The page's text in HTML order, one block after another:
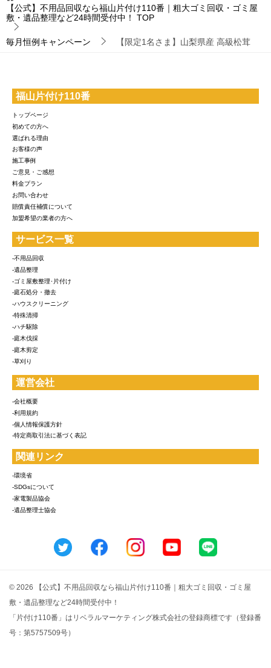
【公式】不用品回収なら福山片付け110番｜粗大ゴミ回収・ゴミ屋
敷・遺品整理など24時間受付中！
TOP
毎月恒例キャンペーン 【限定1名さま】山梨県産 高級松茸
福山片付け110番
トップページ
初めての方へ
選ばれる理由
お客様の声
施工事例
ご意見・ご感想
料金プラン
お問い合わせ
賠償責任補償について
加盟希望の業者の方へ
サービス一覧
-不用品回収
-遺品整理
-ゴミ屋敷整理･片付け
-庭石処分・撤去
-ハウスクリーニング
-特殊清掃
-ハチ駆除
-庭木伐採
-庭木剪定
-草刈り
運営会社
-会社概要
-利用規約
-個人情報保護方針
-特定商取引法に基づく表記
関連リンク
-環境省
-SDGsについて
-家電製品協会
-遺品整理士協会
© 2026 【公式】不用品回収なら福山片付け110番｜粗大ゴミ回収・ゴミ屋
敷・遺品整理など24時間受付中！
「片付け110番」はリベラルマーケティング株式会社の登録商標です（登録番
号：第5757509号）